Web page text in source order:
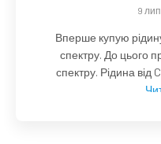
9
Вперше купую
спектру. До цього
спектру. Рідина від